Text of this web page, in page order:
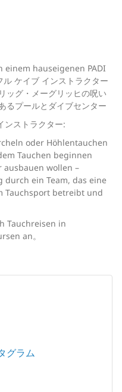
einem hauseigenen PADI
ケイブ インストラクター
ッグ・メーグリッヒの呪い
るプールとダイブセンター
ンストラクター:
oder Höhlentauchen
Tauchen beginnen
wollen –
ein Team, das eine
Tauchsport betreibt und
Tauchreisen in
an。
グラム